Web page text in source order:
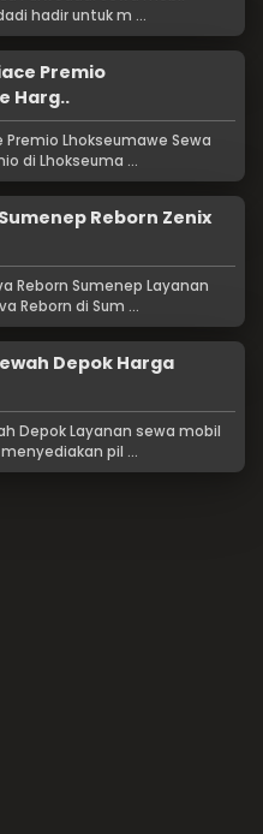
hadir untuk m ...
Premio
Harg..
Premio Lhokseumawe Sewa
di Lhokseuma ...
Reborn Zenix
Reborn Sumenep Layanan
Reborn di Sum ...
Depok Harga
Depok Layanan sewa mobil
pil ...